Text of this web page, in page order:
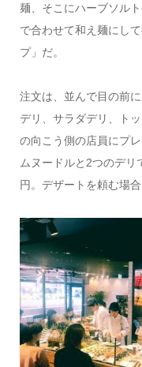
麺、そこにハーブソル
で合わせて和え麺にし
プ」だ。
注文は、並んで目の前
デリ、サラダデリ、ト
の向こう側の店員にプ
ムヌードルと2つのデ
円。デザートを頼む場